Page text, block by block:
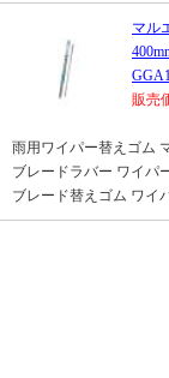
マル
販売
雨用ワイパー替えゴム
ブレードラバー ワイパ
ブレード替えゴム ワイ